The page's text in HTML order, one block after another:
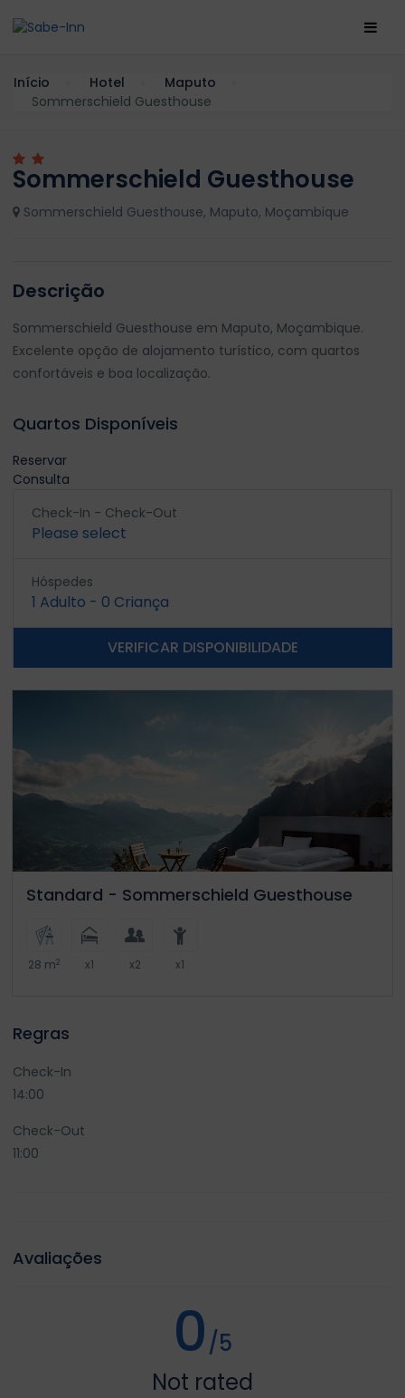
Início Hotel
Maputo
Sommerschield Guesthouse
Sommerschield Guesthouse
Sommerschield Guesthouse, Maputo, Moçambique
Descrição
Sommerschield Guesthouse em Maputo, Moçambique.
Excelente opção de alojamento turístico, com quartos
confortáveis e boa localização.
Quartos Disponíveis
Reservar
Consulta
Check-In - Check-Out
Please select
Hóspedes
1 Adulto - 0 Criança
VERIFICAR DISPONIBILIDADE
Standard - Sommerschield Guesthouse
28 m2 x1 x2 x1
Regras
Check-In
14:00
Check-Out
11:00
Avaliações
0/5
Not rated